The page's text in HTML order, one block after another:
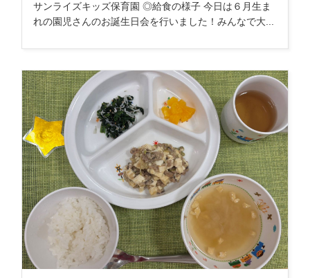
サンライズキッズ保育園 ◎給食の様子 今日は６月生ま
れの園児さんのお誕生日会を行いました！みんなで大...